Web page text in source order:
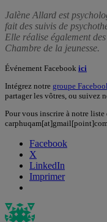
Jalène Allard est
fait des suivis de
Elle réalise également
Chambre de la jeunesse.
Événement Facebook ici
Intégrez notre groupe
partager les vôtres, ou suivez
Pour vous inscrire à notre
carphuqam[at]gmail[point]com.
Facebook
X
LinkedIn
Imprimer
Auteur